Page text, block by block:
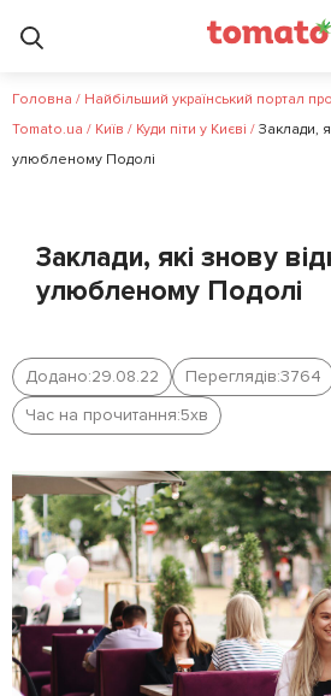
Головна / Найбільший український портал
Tomato.ua / Київ / Куди піти у Києві / Заклади,
улюбленому Подолі
Заклади, які знову
улюбленому Подолі
Додано:29.08.22 Переглядів:3764
Час на прочитання:5хв